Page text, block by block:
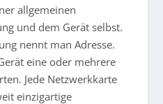
allgemeinen
und dem Gerät selbst.
nennt man Adresse.
eine oder mehrere
Jede Netzwerkkarte
einzigartige